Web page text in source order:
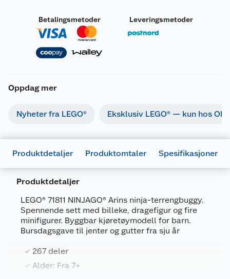
Betalingsmetoder Leveringsmetoder
Oppdag mer
Nyheter fra LEGO® Eksklusiv LEGO® — kun hos
Produktdetaljer Produktomtaler Spesifikasjoner
Produktdetaljer
LEGO® 71811 NINJAGO® Arins ninja-terrengbuggy.
Spennende sett med billeke, dragefigur og fire
minifigurer. Byggbar kjøretøymodell for barn.
Bursdagsgave til jenter og gutter fra sju år
267 deler
Alder: Fra 7+
Generelt